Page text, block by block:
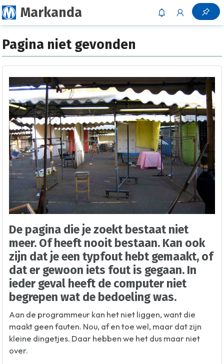
Markanda
Pagina niet gevonden
De pagina die je zoekt bestaat niet
meer. Of heeft nooit bestaan. Kan ook
zijn dat je een typfout hebt gemaakt, of
dat er gewoon iets fout is gegaan. In
ieder geval heeft de computer niet
begrepen wat de bedoeling was.
Aan de programmeur kan het niet liggen, want die
maakt geen fauten. Nou, af en toe wel, maar dat zijn
kleine dingetjes. Daar hebben we het dus maar niet
over.